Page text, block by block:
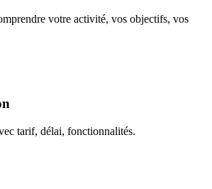
votre activité, vos objectifs, vos
tarif, délai, fonctionnalités.